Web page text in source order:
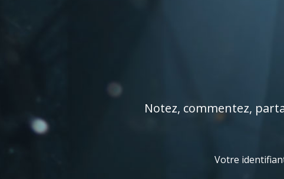
Notez, commentez,
Votre